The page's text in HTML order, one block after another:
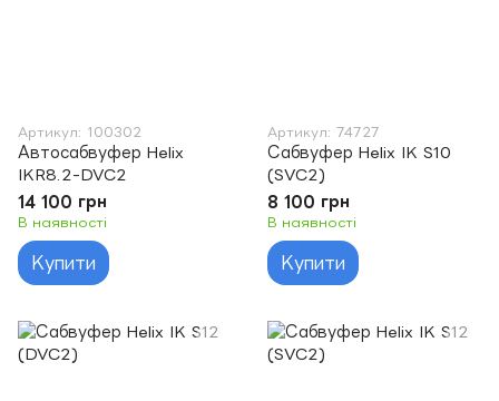
Артикул: 100302
Автосабвуфер Helix
IKR8.2-DVC2
14 100 грн
В наявності
Купити
Артикул: 74727
Сабвуфер Helix IK S10
(SVC2)
8 100 грн
В наявності
Купити